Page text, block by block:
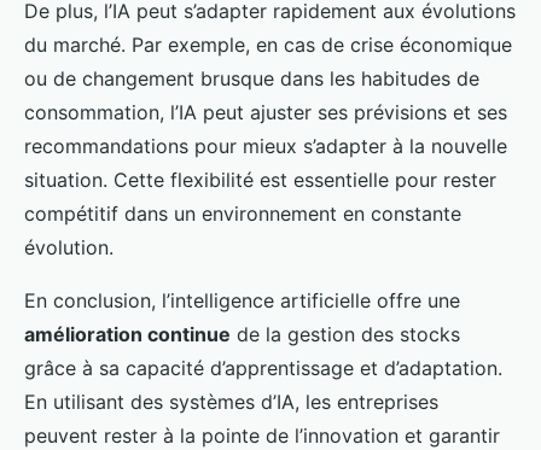
De plus, l’IA peut s’adapter rapidement aux évolutions
du marché. Par exemple, en cas de crise économique
ou de changement brusque dans les habitudes de
consommation, l’IA peut ajuster ses prévisions et ses
recommandations pour mieux s’adapter à la nouvelle
situation. Cette flexibilité est essentielle pour rester
compétitif dans un environnement en constante
évolution.
En conclusion, l’intelligence artificielle offre une
amélioration continue de la gestion des stocks
grâce à sa capacité d’apprentissage et d’adaptation.
En utilisant des systèmes d’IA, les entreprises
peuvent rester à la pointe de l’innovation et garantir